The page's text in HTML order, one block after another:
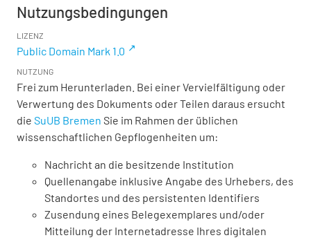
Nutzungsbedingungen
LIZENZ
Public Domain Mark 1.0
NUTZUNG
Frei zum Herunterladen. Bei einer Vervielfältigung oder
Verwertung des Dokuments oder Teilen daraus ersucht
die SuUB Bremen Sie im Rahmen der üblichen
wissenschaftlichen Gepflogenheiten um:
Nachricht an die besitzende Institution
Quellenangabe inklusive Angabe des Urhebers, des
Standortes und des persistenten Identifiers
Zusendung eines Belegexemplares und/oder
Mitteilung der Internetadresse Ihres digitalen